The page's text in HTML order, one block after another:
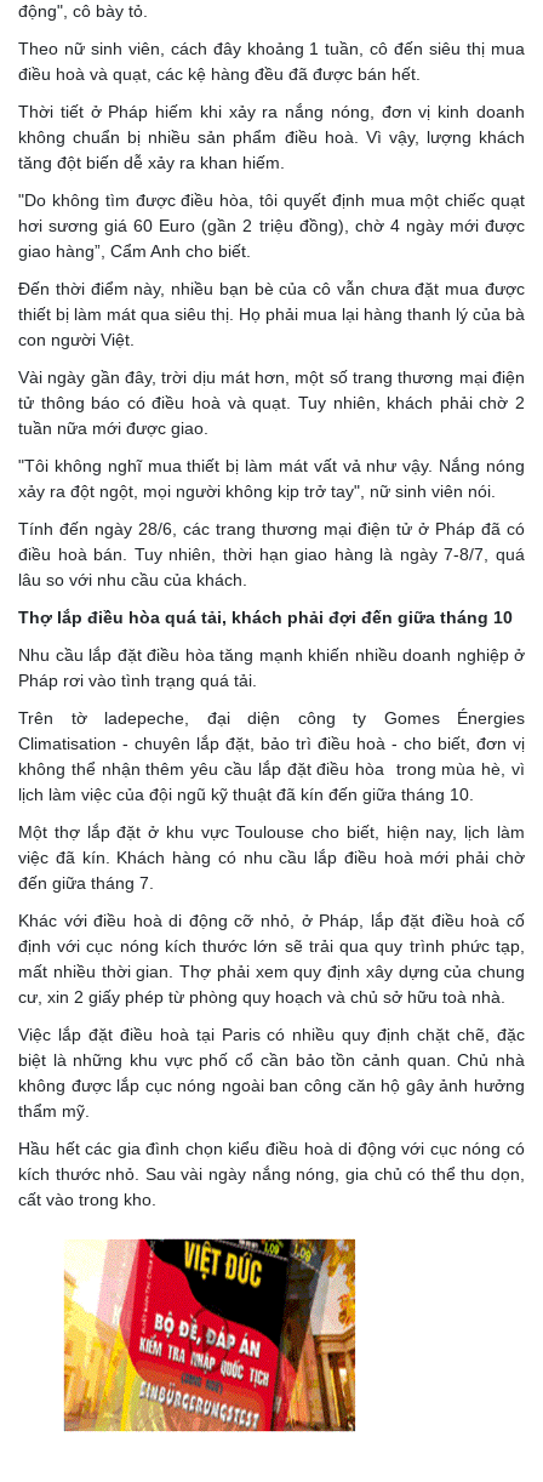
động", cô bày tỏ.
Theo nữ sinh viên, cách đây khoảng 1 tuần, cô đến siêu thị mua
điều hoà và quạt, các kệ hàng đều đã được bán hết.
Thời tiết ở Pháp hiếm khi xảy ra nắng nóng, đơn vị kinh doanh
không chuẩn bị nhiều sản phẩm điều hoà. Vì vậy, lượng khách
tăng đột biến dễ xảy ra khan hiếm.
"Do không tìm được điều hòa, tôi quyết định mua một chiếc quạt
hơi sương giá 60 Euro (gần 2 triệu đồng), chờ 4 ngày mới được
giao hàng”, Cẩm Anh cho biết.
Đến thời điểm này, nhiều bạn bè của cô vẫn chưa đặt mua được
thiết bị làm mát qua siêu thị. Họ phải mua lại hàng thanh lý của bà
con người Việt.
Vài ngày gần đây, trời dịu mát hơn, một số trang thương mại điện
tử thông báo có điều hoà và quạt. Tuy nhiên, khách phải chờ 2
tuần nữa mới được giao.
"Tôi không nghĩ mua thiết bị làm mát vất vả như vậy. Nắng nóng
xảy ra đột ngột, mọi người không kịp trở tay", nữ sinh viên nói.
Tính đến ngày 28/6, các trang thương mại điện tử ở Pháp đã có
điều hoà bán. Tuy nhiên, thời hạn giao hàng là ngày 7-8/7, quá
lâu so với nhu cầu của khách.
Thợ lắp điều hòa quá tải, khách phải đợi đến giữa tháng 10
Nhu cầu lắp đặt điều hòa tăng mạnh khiến nhiều doanh nghiệp ở
Pháp rơi vào tình trạng quá tải.
Trên tờ ladepeche, đại diện công ty Gomes Énergies
Climatisation - chuyên lắp đặt, bảo trì điều hoà - cho biết, đơn vị
không thể nhận thêm yêu cầu lắp đặt điều hòa trong mùa hè, vì
lịch làm việc của đội ngũ kỹ thuật đã kín đến giữa tháng 10.
Một thợ lắp đặt ở khu vực Toulouse cho biết, hiện nay, lịch làm
việc đã kín. Khách hàng có nhu cầu lắp điều hoà mới phải chờ
đến giữa tháng 7.
Khác với điều hoà di động cỡ nhỏ, ở Pháp, lắp đặt điều hoà cố
định với cục nóng kích thước lớn sẽ trải qua quy trình phức tạp,
mất nhiều thời gian. Thợ phải xem quy định xây dựng của chung
cư, xin 2 giấy phép từ phòng quy hoạch và chủ sở hữu toà nhà.
Việc lắp đặt điều hoà tại Paris có nhiều quy định chặt chẽ, đặc
biệt là những khu vực phố cổ cần bảo tồn cảnh quan. Chủ nhà
không được lắp cục nóng ngoài ban công căn hộ gây ảnh hưởng
thẩm mỹ.
Hầu hết các gia đình chọn kiểu điều hoà di động với cục nóng có
kích thước nhỏ. Sau vài ngày nắng nóng, gia chủ có thể thu dọn,
cất vào trong kho.